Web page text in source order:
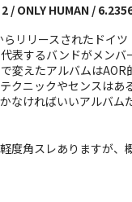
/ ONLY HUMAN /
リリースされたドイツ
表するバンドがメンバ
変えたアルバムはAOR
クニックやセンスはあ
なければいいアルバム
度角スレありますが、